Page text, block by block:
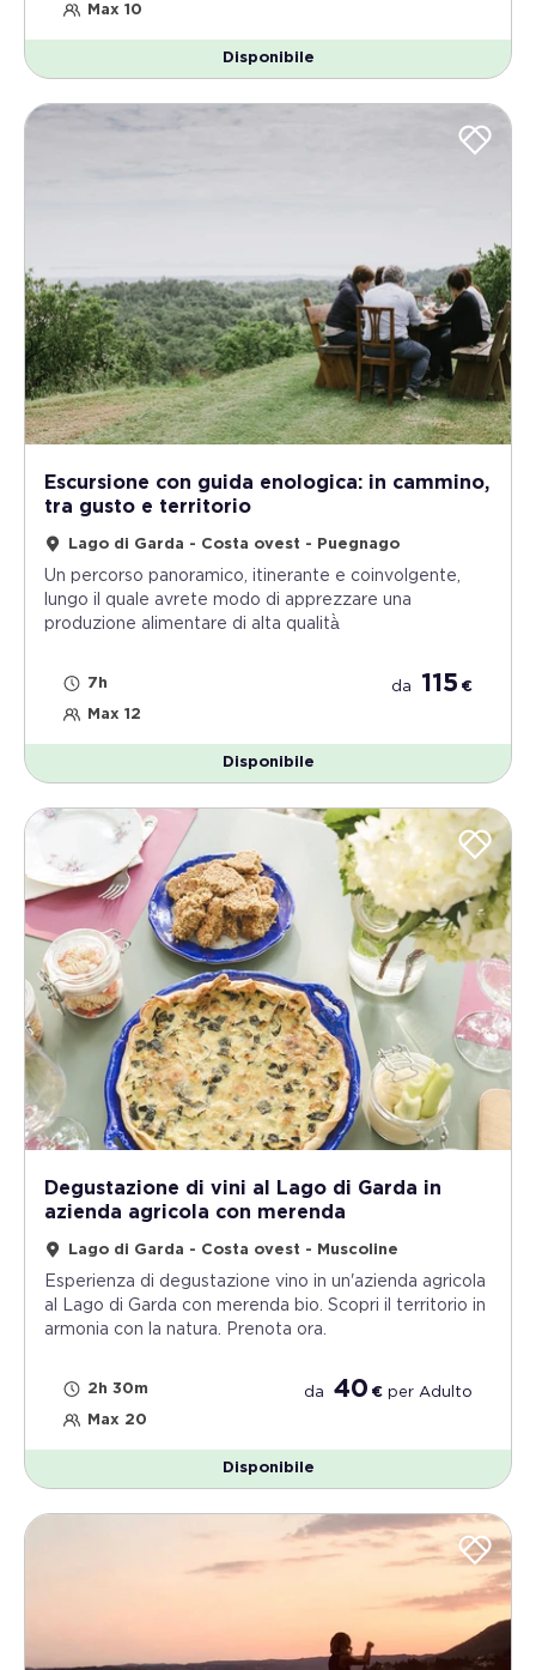
Max 10
Disponibile
Escursione con guida enologica: in cammino,
tra gusto e territorio
Lago di Garda - Costa ovest - Puegnago
Un percorso panoramico, itinerante e coinvolgente,
lungo il quale avrete modo di apprezzare una
produzione alimentare di alta qualità̀
7h
Max 12
da 115 €
Disponibile
Degustazione di vini al Lago di Garda in
azienda agricola con merenda
Lago di Garda - Costa ovest - Muscoline
Esperienza di degustazione vino in un'azienda agricola
al Lago di Garda con merenda bio. Scopri il territorio in
armonia con la natura. Prenota ora.
2h 30m
Max 20
da 40 € per Adulto
Disponibile